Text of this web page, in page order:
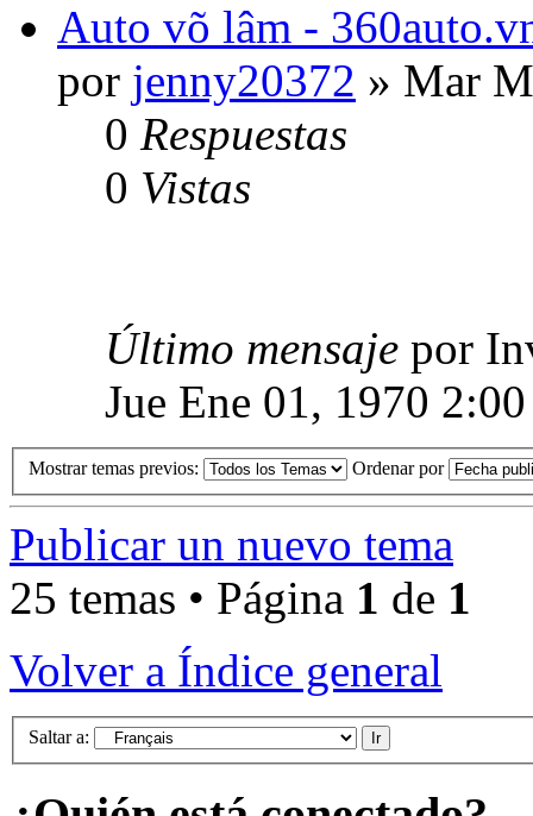
Auto võ lâm -
por jenny20372 » Mar
0 Respuestas
0 Vistas
Último mensaje por
Jue Ene 01, 1970
Mostrar temas previos: Ordenar por
Publicar un nuevo tema
25 temas • Página 1 de 1
Volver a Índice general
Saltar a: